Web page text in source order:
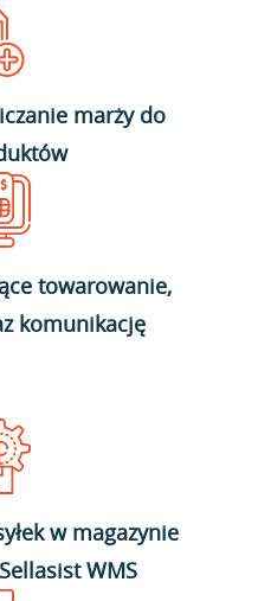
marży do
towarowanie,
komunikację
w magazynie
WMS